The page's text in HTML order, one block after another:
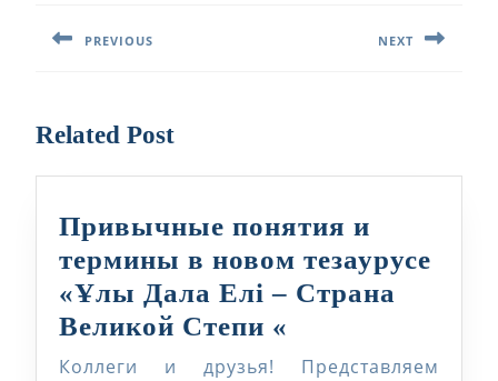
записям
PREVIOUS NEXT
Related Post
Привычные понятия и
термины в новом тезаурусе
«Ұлы Дала Елі – Страна
Великой Степи «
понятия
Коллеги и друзья! Представляем